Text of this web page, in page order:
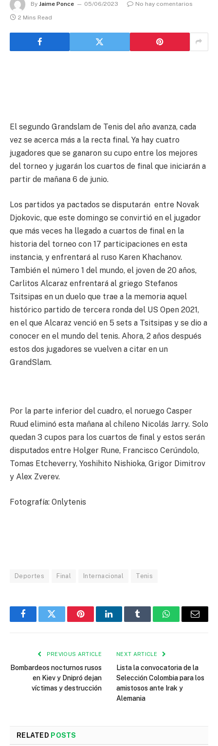
By Jaime Ponce 05/06/2023
No hay comentarios
2 Mins Read
El segundo Grandslam de Tenis del año avanza, cada
vez se acerca más a la recta final. Ya hay cuatro
jugadores que se ganaron su cupo entre los mejores
del torneo y jugarán los cuartos de final que iniciarán a
partir de mañana 6 de junio.
Los partidos ya pactados se disputarán entre Novak
Djokovic, que este domingo se convirtió en el jugador
que más veces ha llegado a cuartos de final en la
historia del torneo con 17 participaciones en esta
instancia, y enfrentará al ruso Karen Khachanov.
También el número 1 del mundo, el joven de 20 años,
Carlitos Alcaraz enfrentará al griego Stefanos
Tsitsipas en un duelo que trae a la memoria aquel
histórico partido de tercera ronda del US Open 2021,
en el que Alcaraz venció en 5 sets a Tsitsipas y se dio a
conocer en el mundo del tenis. Ahora, 2 años después
estos dos jugadores se vuelven a citar en un
GrandSlam.
Por la parte inferior del cuadro, el noruego Casper
Ruud eliminó esta mañana al chileno Nicolás Jarry. Solo
quedan 3 cupos para los cuartos de final y estos serán
disputados entre Holger Rune, Francisco Cerúndolo,
Tomas Etcheverry, Yoshihito Nishioka, Grigor Dimitrov
y Alex Zverev.
Fotografía: Onlytenis
Deportes Final Internacional Tenis
FacebookTwitter PinterestLinkedInTumblr WhatsAppEmail
PREVIOUS ARTICLE
Bombardeos nocturnos rusos
en Kiev y Dnipró dejan
víctimas y destrucción
NEXT ARTICLE
Lista la convocatoria de la
Selección Colombia para los
amistosos ante Irak y
Alemania
RELATED POSTS